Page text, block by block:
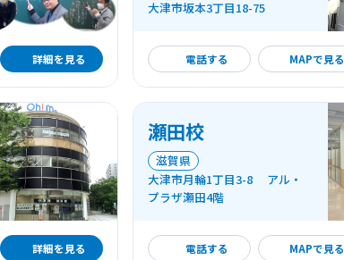
詳細を見る
大津市坂本3丁目18-75
電話する MAPで見る
詳細を見る
詳細を見る
瀬田校
滋賀県
大津市月輪1丁目3-8 アル・
プラザ瀬田4階
電話する MAPで見る
詳細を見る